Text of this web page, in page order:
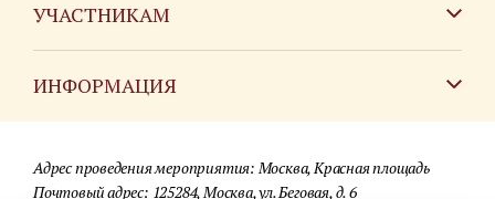
УЧАСТНИКАМ
ИНФОРМАЦИЯ
Для СМИ
Адрес проведения мероприятия: Москва, Красная площадь
Почтовый адрес: 125284, Москва, ул. Беговая, д. 6